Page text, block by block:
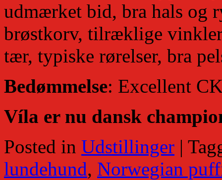
udmærket bid, bra hals og
brøstkorv, tilræklige
tær, typiske rørelser, bra
Bedømmelse: Excellent
Víla er nu dansk
Posted in Udstillinger |
lundehund, Norwegian